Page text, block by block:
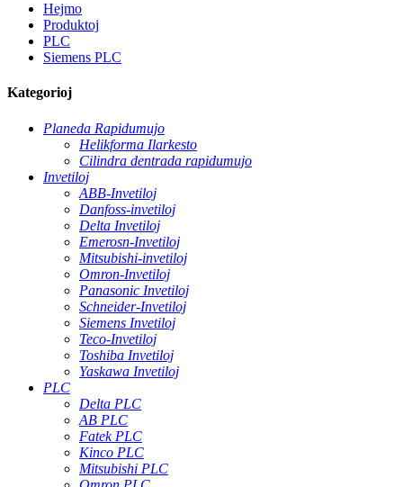
Hejmo
Produktoj
PLC
Siemens PLC
Kategorioj
Planeda Rapidumujo
Helikforma Ilarkesto
Cilindra dentrada rapidumujo
Invetiloj
ABB-Invetiloj
Danfoss-invetiloj
Delta Invetiloj
Emerosn-Invetiloj
Mitsubishi-invetiloj
Omron-Invetiloj
Panasonic Invetiloj
Schneider-Invetiloj
Siemens Invetiloj
Teco-Invetiloj
Toshiba Invetiloj
Yaskawa Invetiloj
PLC
Delta PLC
AB PLC
Fatek PLC
Kinco PLC
Mitsubishi PLC